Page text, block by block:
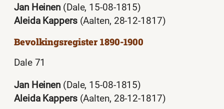
Jan Heinen (Dale, 15-08-1815)
Aleida Kappers(Aalten, 28-12-1817)
Bevolkingsregister 1890-1900
Dale 71
Jan Heinen (Dale, 15-08-1815)
Aleida Kappers(Aalten, 28-12-1817)